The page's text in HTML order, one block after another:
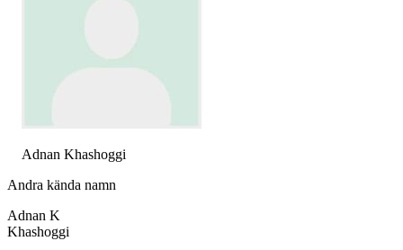
Adnan Khashoggi
Andra kända namn
Adnan K
Khashoggi